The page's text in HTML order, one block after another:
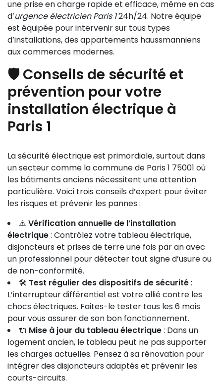
une prise en charge rapide et efficace, même en cas
d’urgence électricien Paris 124h/24. Notre équipe
est équipée pour intervenir sur tous types
d’installations, des appartements haussmanniens
aux commerces modernes.
🛡️ Conseils de sécurité et
prévention pour votre
installation électrique à
Paris 1
La sécurité électrique est primordiale, surtout dans
un secteur comme la commune de Paris 1 75001 où
les bâtiments anciens nécessitent une attention
particulière. Voici trois conseils d’expert pour éviter
les risques et prévenir les pannes :
⚠️ Vérification annuelle de l’installation
électrique: Contrôlez votre tableau électrique,
disjoncteurs et prises de terre une fois par an avec
un professionnel pour détecter tout signe d’usure ou
de non-conformité.
🛠️ Test régulier des dispositifs de sécurité:
L’interrupteur différentiel est votre allié contre les
chocs électriques. Faites-le tester tous les 6 mois
pour vous assurer de son bon fonctionnement.
🔌 Mise à jour du tableau électrique: Dans un
logement ancien, le tableau peut ne pas supporter
les charges actuelles. Pensez à sa rénovation pour
intégrer des disjoncteurs adaptés et prévenir les
courts-circuits.